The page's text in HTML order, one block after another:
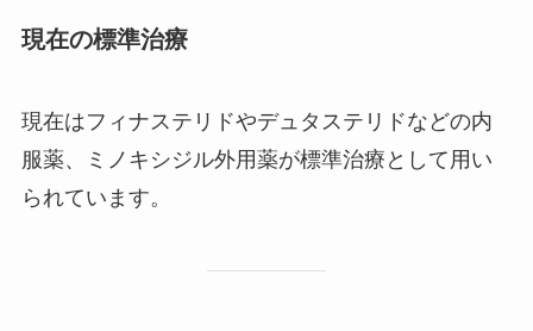
現在の標準治療
現在はフィナステリドやデュタステリドなどの内
服薬、ミノキシジル外用薬が標準治療として用い
られています。